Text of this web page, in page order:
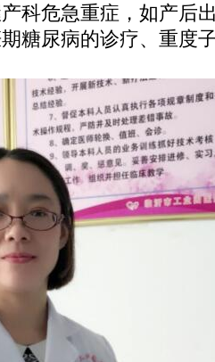
科危急重症，如产后
糖尿病的诊疗、重度